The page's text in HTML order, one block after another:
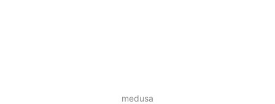
medusa